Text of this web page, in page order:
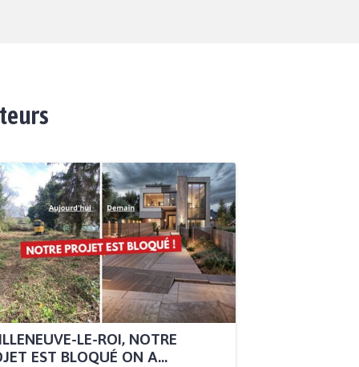
LE-ROI, NOTRE
EST BLOQUÉ ON A...